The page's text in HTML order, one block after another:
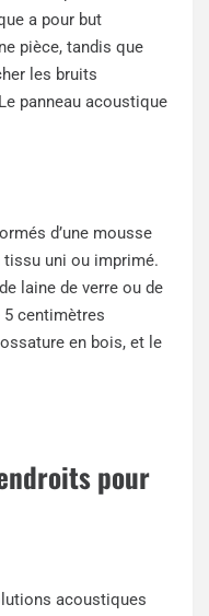
a pour but
pièce, tandis que
les bruits
panneau acoustique
d’une mousse
tissu uni ou imprimé.
laine de verre ou de
5 centimètres
en bois, et le
pour
acoustiques